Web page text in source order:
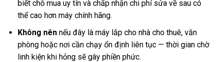
biết chỗ mua uy tín và chấp nhận chi phí sửa về sau có
thể cao hơn máy chính hãng.
Không nênnếu đây là máy lắp cho nhà cho thuê, văn
phòng hoặc nơi cần chạy ổn định liên tục — thời gian chờ
linh kiện khi hỏng sẽ gây phiền phức.